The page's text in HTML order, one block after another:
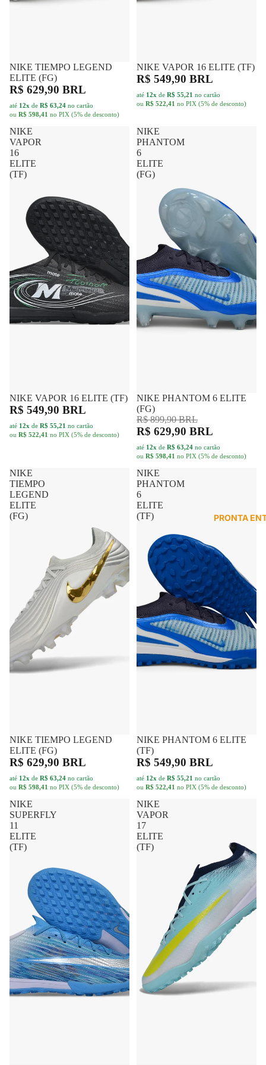
PRONTA
FRETE GRÁTIS
NIKE TIEMPO LEGEND
ELITE (FG)
R$ 629,90 BRL
até 12x de R$ 63,24 no cartão
ou R$ 598,41 no PIX (5% de desconto)
FRETE GRÁTIS
NIKE VAPOR 16 ELITE (TF)
R$ 549,90 BRL
até 12x de R$ 55,21 no cartão
ou R$ 522,41 no PIX (5% de desconto)
NIKE
VAPOR
16
ELITE
(TF)
FRETE GRÁTIS
NIKE VAPOR 16 ELITE (TF)
R$ 549,90 BRL
até 12x de R$ 55,21 no cartão
ou R$ 522,41 no PIX (5% de desconto)
NIKE
PHANTOM
6
ELITE
(FG)
FRETE GRÁTIS-30%
NIKE PHANTOM 6 ELITE
(FG)
R$ 899,90 BRL
R$ 629,90 BRL
até 12x de R$ 63,24 no cartão
ou R$ 598,41 no PIX (5% de desconto)
NIKE
TIEMPO
LEGEND
ELITE
(FG)
FRETE GRÁTIS
NIKE TIEMPO LEGEND
ELITE (FG)
R$ 629,90 BRL
até 12x de R$ 63,24 no cartão
ou R$ 598,41 no PIX (5% de desconto)
NIKE
PHANTOM
6
ELITE
(TF)
FRETE GRÁTIS
NIKE PHANTOM 6 ELITE
(TF)
R$ 549,90 BRL
até 12x de R$ 55,21 no cartão
ou R$ 522,41 no PIX (5% de desconto)
NIKE
SUPERFLY
11
ELITE
(TF)
NIKE
VAPOR
17
ELITE
(TF)